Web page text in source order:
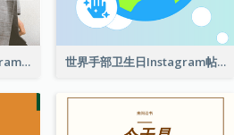
春季时尚西装外套Instagram帖子 世界手部卫生日Instagram帖子